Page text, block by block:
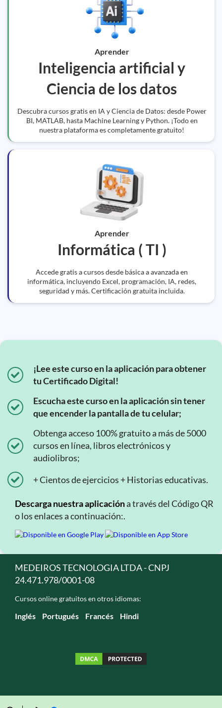
Aprender
Inteligencia artificial y
Ciencia de los datos
Descubra cursos gratis en IA y Ciencia de Datos: desde Power
BI, MATLAB, hasta Machine Learning y Python. ¡Todo en
nuestra plataforma es completamente gratuito!
Aprender
Informática ( TI )
Accede gratis a cursos desde básica a avanzada en
informática, incluyendo Excel, programación, IA, redes,
seguridad y más. Certificación gratuita incluida.
¡Lee este curso en la aplicación para obtener
tu Certificado Digital!
Escucha este curso en la aplicación sin tener
que encender la pantalla de tu celular;
Obtenga acceso 100% gratuito a más de 5000
cursos en línea, libros electrónicos y
audiolibros;
+ Cientos de ejercicios + Historias educativas.
Descarga nuestra aplicacióna través del Código QR
o los enlaces a continuación:.
MEDEIROS TECNOLOGIA LTDA - CNPJ
24.471.978/0001-08
Cursos online gratuitos en otros idiomas:
Inglés Portugués Francés Hindi